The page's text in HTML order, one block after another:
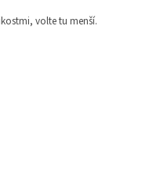
volte tu menší.